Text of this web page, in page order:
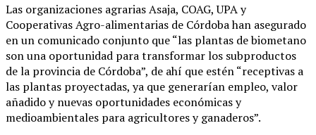
Las organizaciones agrarias Asaja, COAG, UPA y
Cooperativas Agro-alimentarias de Córdoba han asegurado
en un comunicado conjunto que “las plantas de biometano
son una oportunidad para transformar los subproductos
de la provincia de Córdoba”, de ahí que estén “receptivas a
las plantas proyectadas, ya que generarían empleo, valor
añadido y nuevas oportunidades económicas y
medioambientales para agricultores y ganaderos”.